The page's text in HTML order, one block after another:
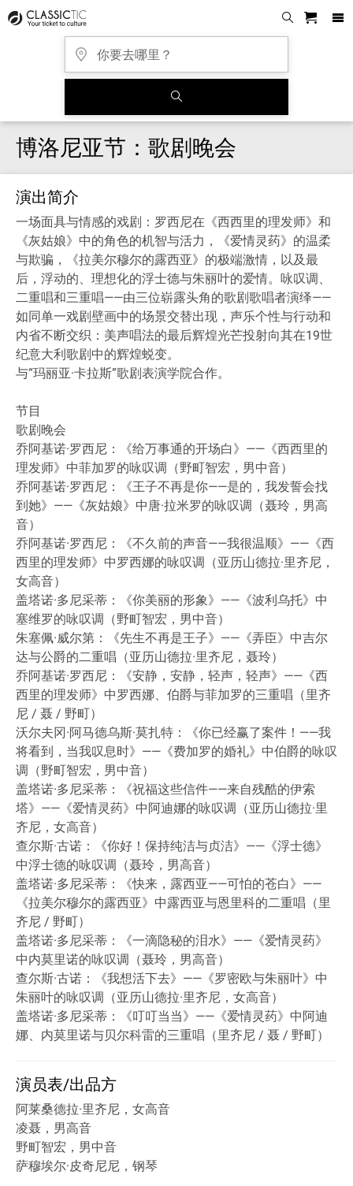
博洛尼亚节：歌剧晚会
演出简介
一场面具与情感的戏剧：罗西尼在《西西里的理发师》和
《灰姑娘》中的角色的机智与活力，《爱情灵药》的温柔
与欺骗，《拉美尔穆尔的露西亚》的极端激情，以及最
后，浮动的、理想化的浮士德与朱丽叶的爱情。咏叹调、
二重唱和三重唱——由三位崭露头角的歌剧歌唱者演绎——
如同单一戏剧壁画中的场景交替出现，声乐个性与行动和
内省不断交织：美声唱法的最后辉煌光芒投射向其在19世
纪意大利歌剧中的辉煌蜕变。
与“玛丽亚·卡拉斯”歌剧表演学院合作。
节目
歌剧晚会
乔阿基诺·罗西尼：《给万事通的开场白》——《西西里的
理发师》中菲加罗的咏叹调（野町智宏，男中音）
乔阿基诺·罗西尼：《王子不再是你——是的，我发誓会找
到她》——《灰姑娘》中唐·拉米罗的咏叹调（聂玲，男高
音）
乔阿基诺·罗西尼：《不久前的声音——我很温顺》——《西
西里的理发师》中罗西娜的咏叹调（亚历山德拉·里齐尼，
女高音）
盖塔诺·多尼采蒂：《你美丽的形象》——《波利乌托》中
塞维罗的咏叹调（野町智宏，男中音）
朱塞佩·威尔第：《先生不再是王子》——《弄臣》中吉尔
达与公爵的二重唱（亚历山德拉·里齐尼，聂玲）
乔阿基诺·罗西尼：《安静，安静，轻声，轻声》——《西
西里的理发师》中罗西娜、伯爵与菲加罗的三重唱（里齐
尼 / 聂 / 野町）
沃尔夫冈·阿马德乌斯·莫扎特：《你已经赢了案件！——我
将看到，当我叹息时》——《费加罗的婚礼》中伯爵的咏叹
调（野町智宏，男中音）
盖塔诺·多尼采蒂：《祝福这些信件——来自残酷的伊索
塔》——《爱情灵药》中阿迪娜的咏叹调（亚历山德拉·里
齐尼，女高音）
查尔斯·古诺：《你好！保持纯洁与贞洁》——《浮士德》
中浮士德的咏叹调（聂玲，男高音）
盖塔诺·多尼采蒂：《快来，露西亚——可怕的苍白》——
《拉美尔穆尔的露西亚》中露西亚与恩里科的二重唱（里
齐尼 / 野町）
盖塔诺·多尼采蒂：《一滴隐秘的泪水》——《爱情灵药》
中内莫里诺的咏叹调（聂玲，男高音）
查尔斯·古诺：《我想活下去》——《罗密欧与朱丽叶》中
朱丽叶的咏叹调（亚历山德拉·里齐尼，女高音）
盖塔诺·多尼采蒂：《叮叮当当》——《爱情灵药》中阿迪
娜、内莫里诺与贝尔科雷的三重唱（里齐尼 / 聂 / 野町）
演员表/出品方
阿莱桑德拉·里齐尼，女高音
凌聂，男高音
野町智宏，男中音
萨穆埃尔·皮奇尼尼，钢琴